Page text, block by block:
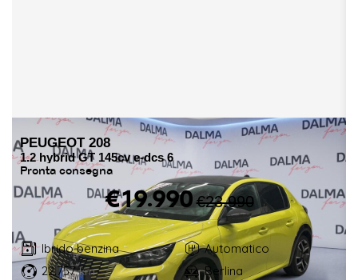
PEUGEOT 208
1.2 hybrid GT 145cv e-dcs 6
Pronta consegna
€19.990 €23.990
Ibrido benzina
Automatico
22.757km Berlina